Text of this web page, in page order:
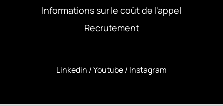
Informations sur le coût de l'appel
Recrutement
Linkedin /Youtube/ Instagram